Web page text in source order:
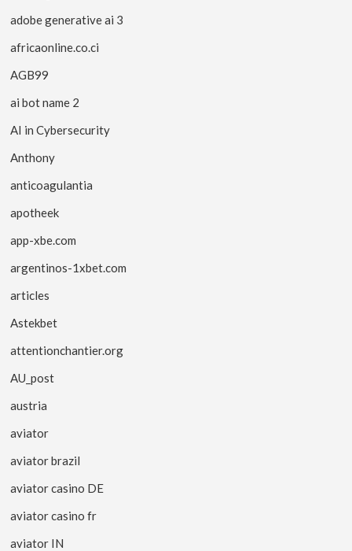
adobe generative ai 3
africaonline.co.ci
AGB99
ai bot name 2
AI in Cybersecurity
Anthony
anticoagulantia
apotheek
app-xbe.com
argentinos-1xbet.com
articles
Astekbet
attentionchantier.org
AU_post
austria
aviator
aviator brazil
aviator casino DE
aviator casino fr
aviator IN